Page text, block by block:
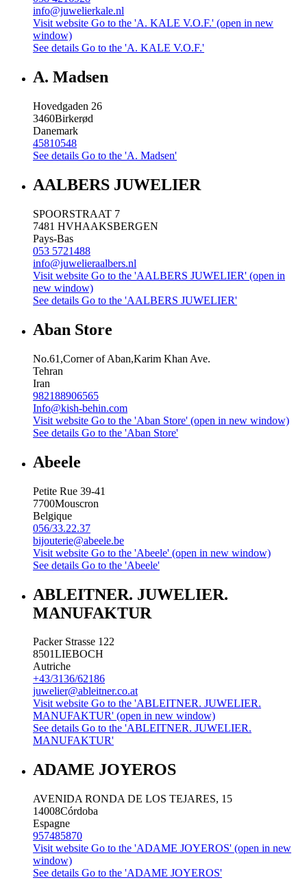
info@juwelierkale.nl
Visit website Go to the 'A. KALE V.O.F.' (open in new
window)
See details Go to the 'A. KALE V.O.F.'
A. Madsen
Hovedgaden 26
3460Birkerød
Danemark
45810548
See details Go to the 'A. Madsen'
AALBERS JUWELIER
SPOORSTRAAT 7
7481 HVHAAKSBERGEN
Pays-Bas
053 5721488
info@juwelieraalbers.nl
Visit website Go to the 'AALBERS JUWELIER' (open in
new window)
See details Go to the 'AALBERS JUWELIER'
Aban Store
No.61,Corner of Aban,Karim Khan Ave.
Tehran
Iran
982188906565
Info@kish-behin.com
Visit website Go to the 'Aban Store' (open in new window)
See details Go to the 'Aban Store'
Abeele
Petite Rue 39-41
7700Mouscron
Belgique
056/33.22.37
bijouterie@abeele.be
Visit website Go to the 'Abeele' (open in new window)
See details Go to the 'Abeele'
ABLEITNER. JUWELIER.
MANUFAKTUR
Packer Strasse 122
8501LIEBOCH
Autriche
+43/3136/62186
juwelier@ableitner.co.at
Visit website Go to the 'ABLEITNER. JUWELIER.
MANUFAKTUR' (open in new window)
See details Go to the 'ABLEITNER. JUWELIER.
MANUFAKTUR'
ADAME JOYEROS
AVENIDA RONDA DE LOS TEJARES, 15
14008Córdoba
Espagne
957485870
Visit website Go to the 'ADAME JOYEROS' (open in new
window)
See details Go to the 'ADAME JOYEROS'